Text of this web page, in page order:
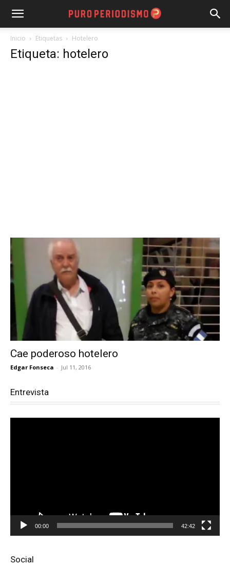
Inicio Etiquetas Hotelero
Etiqueta: hotelero
Cae poderoso hotelero
Edgar Fonseca - Jul 11, 2016
Entrevista
00:00 42:42
Social